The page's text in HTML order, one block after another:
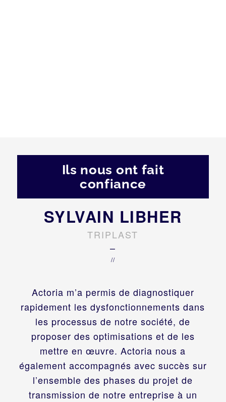
Ils nous ont fait
confiance
Actoria m’a permis de diagnostiquer
rapidement les dysfonctionnements dans
les processus de notre société, de
proposer des optimisations et de les
mettre en œuvre. Actoria nous a
également accompagnés avec succès sur
l’ensemble des phases du projet de
transmission de notre entreprise à un
SYLVAIN LIBHER
TRIPLAST
–
//